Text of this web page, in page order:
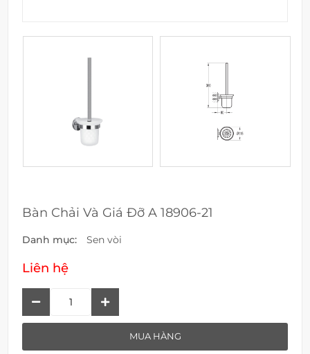
Bàn Chải Và Giá Đỡ A 18906-21
Danh mục: Sen vòi
Liên hệ
MUA HÀNG